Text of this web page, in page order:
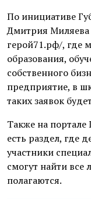
По инициативе
Дмитрия Миляева
герой71.рф/, где
образования,
собственного
предприятие, в
таких заявок
Также на портале
есть раздел, где
участники
смогут найти
полагаются.